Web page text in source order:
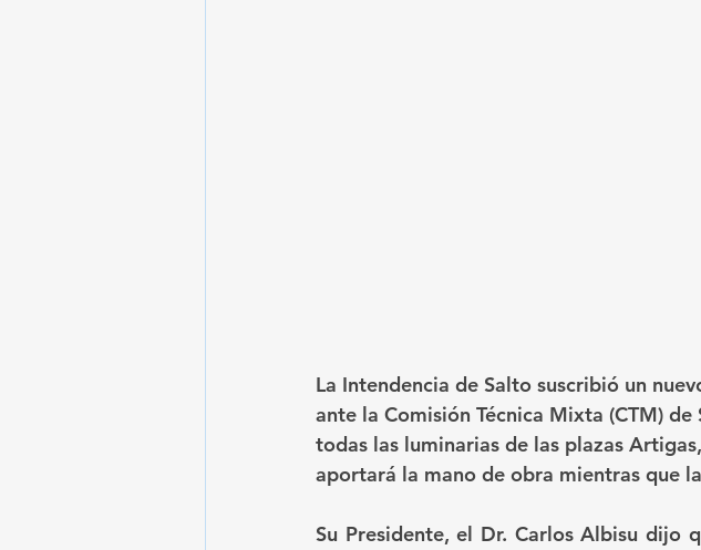
La Intendencia de Salto suscribió un
ante la Comisión Técnica Mixta (CTM)
todas las luminarias de las plazas
aportará la mano de obra mientras que
Su Presidente, el Dr. Carlos Albisu dijo